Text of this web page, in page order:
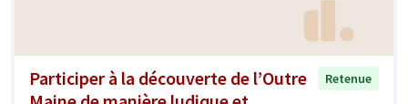
Participer à la découverte de l’Outre
Retenue